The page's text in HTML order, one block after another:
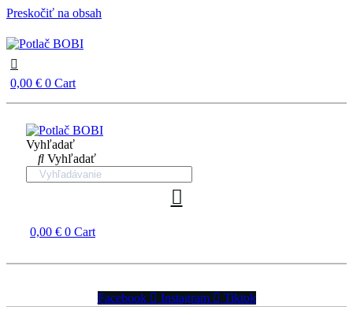
Preskočiť na obsah
0,00 € 0 Cart
Vyhľadať
Vyhľadať
0,00 € 0 Cart
Facebook Instagram Tiktok